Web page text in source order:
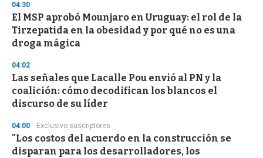
04:30
El MSP aprobó Mounjaro en Uruguay: el rol de la
Tirzepatida en la obesidad y por qué no es una
droga mágica
04:02
Las señales que Lacalle Pou envió al PN y la
coalición: cómo decodifican los blancos el
discurso de su líder
04:00 Exclusivo suscriptores
"Los costos del acuerdo en la construcción se
disparan para los desarrolladores, los